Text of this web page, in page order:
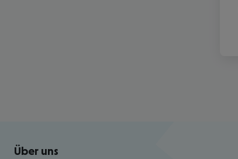
Footer navigation
Über uns